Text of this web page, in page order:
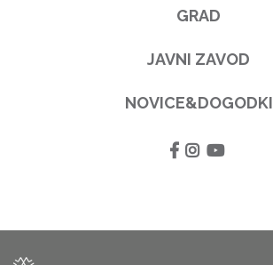
GRAD
JAVNI ZAVOD
NOVICE&DOGODKI